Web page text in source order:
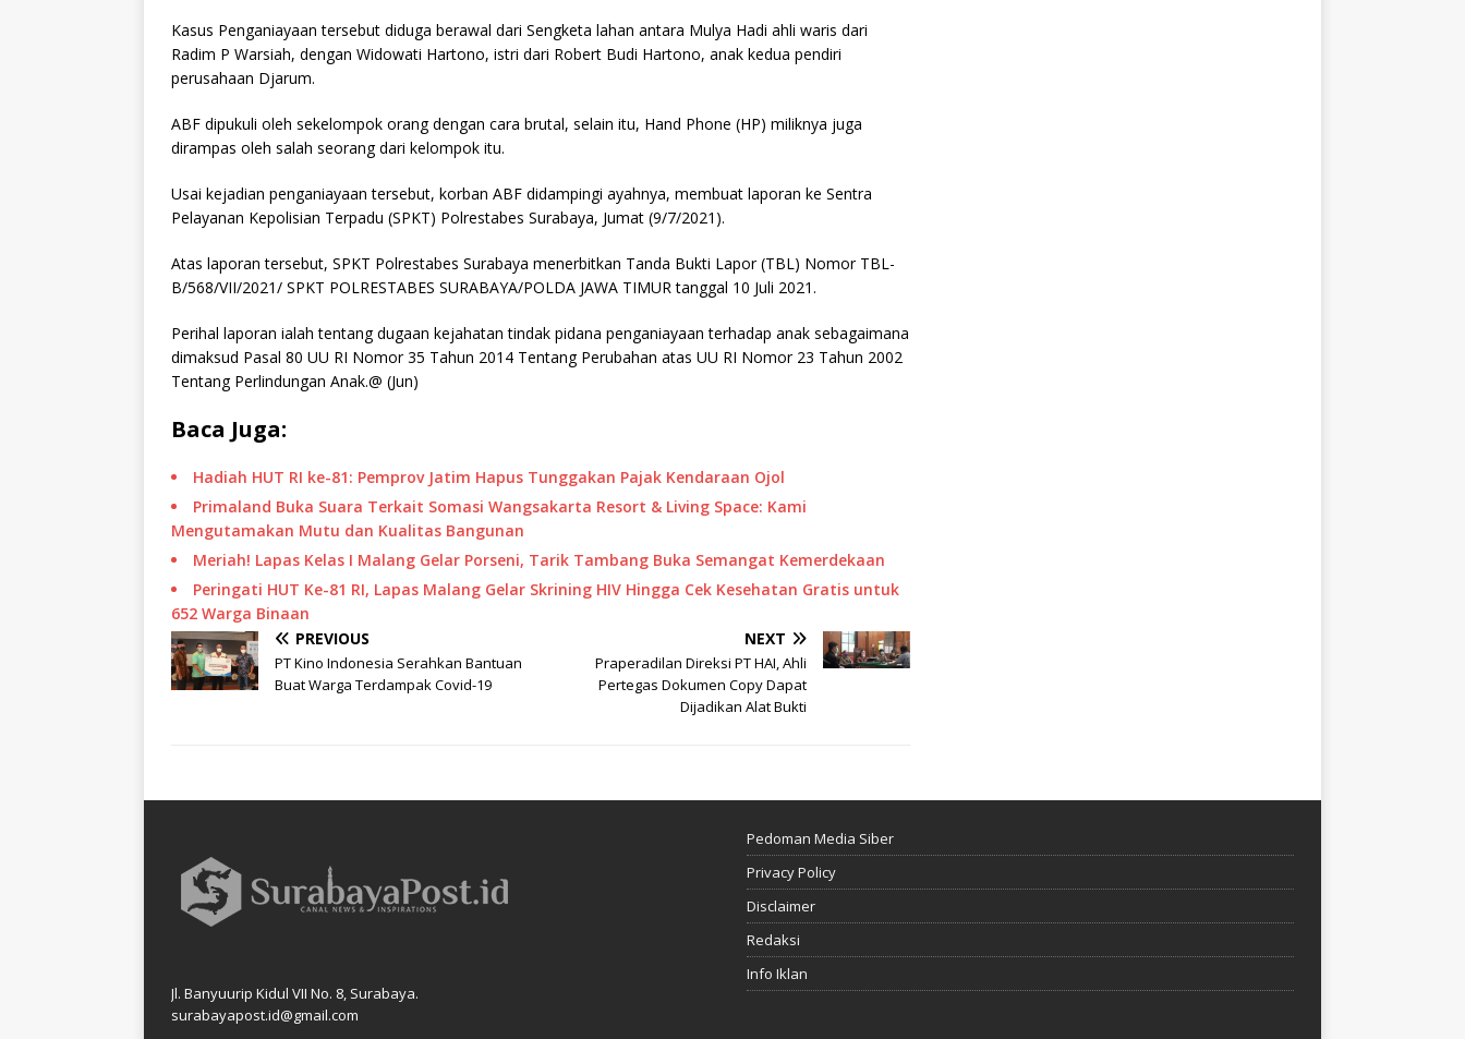
Kasus Penganiayaan tersebut diduga berawal dari Sengketa lahan antara Mulya Hadi ahli waris dari
Radim P Warsiah, dengan Widowati Hartono, istri dari Robert Budi Hartono, anak kedua pendiri
perusahaan Djarum.
ABF dipukuli oleh sekelompok orang dengan cara brutal, selain itu, Hand Phone (HP) miliknya juga
dirampas oleh salah seorang dari kelompok itu.
Usai kejadian penganiayaan tersebut, korban ABF didampingi ayahnya, membuat laporan ke Sentra
Pelayanan Kepolisian Terpadu (SPKT) Polrestabes Surabaya, Jumat (9/7/2021).
Atas laporan tersebut, SPKT Polrestabes Surabaya menerbitkan Tanda Bukti Lapor (TBL) Nomor TBL-
B/568/VII/2021/ SPKT POLRESTABES SURABAYA/POLDA JAWA TIMUR tanggal 10 Juli 2021.
Perihal laporan ialah tentang dugaan kejahatan tindak pidana penganiayaan terhadap anak sebagaimana
dimaksud Pasal 80 UU RI Nomor 35 Tahun 2014 Tentang Perubahan atas UU RI Nomor 23 Tahun 2002
Tentang Perlindungan Anak.@ (Jun)
Baca Juga:
Hadiah HUT RI ke-81: Pemprov Jatim Hapus Tunggakan Pajak Kendaraan Ojol
Primaland Buka Suara Terkait Somasi Wangsakarta Resort & Living Space: Kami
Mengutamakan Mutu dan Kualitas Bangunan
Meriah! Lapas Kelas I Malang Gelar Porseni, Tarik Tambang Buka Semangat Kemerdekaan
Peringati HUT Ke-81 RI, Lapas Malang Gelar Skrining HIV Hingga Cek Kesehatan Gratis untuk
652 Warga Binaan
PREVIOUS
PT Kino Indonesia Serahkan Bantuan
Buat Warga Terdampak Covid-19
NEXT
Praperadilan Direksi PT HAI, Ahli
Pertegas Dokumen Copy Dapat
Dijadikan Alat Bukti
Jl. Banyuurip Kidul VII No. 8, Surabaya.
surabayapost.id@gmail.com
Pedoman Media Siber
Privacy Policy
Disclaimer
Redaksi
Info Iklan